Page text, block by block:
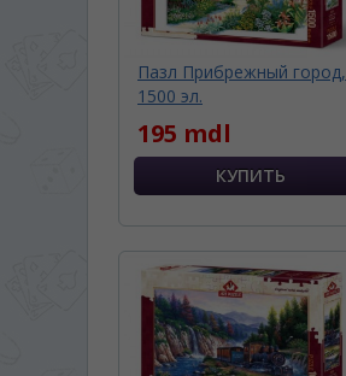
Пазл Прибрежный город,
1500 эл.
195 mdl